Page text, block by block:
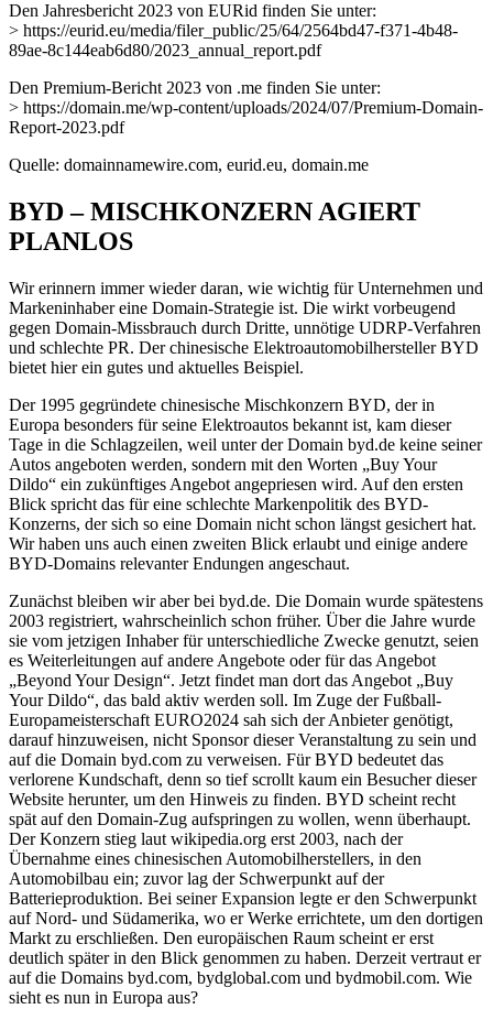
Den Jahresbericht 2023 von EURid finden Sie unter:
> https://eurid.eu/media/filer_public/25/64/2564bd47-f371-4b48-
89ae-8c144eab6d80/2023_annual_report.pdf
Den Premium-Bericht 2023 von .me finden Sie unter:
> https://domain.me/wp-content/uploads/2024/07/Premium-Domain-
Report-2023.pdf
Quelle: domainnamewire.com, eurid.eu, domain.me
BYD – MISCHKONZERN AGIERT
PLANLOS
Wir erinnern immer wieder daran, wie wichtig für Unternehmen und
Markeninhaber eine Domain-Strategie ist. Die wirkt vorbeugend
gegen Domain-Missbrauch durch Dritte, unnötige UDRP-Verfahren
und schlechte PR. Der chinesische Elektroautomobilhersteller BYD
bietet hier ein gutes und aktuelles Beispiel.
Der 1995 gegründete chinesische Mischkonzern BYD, der in
Europa besonders für seine Elektroautos bekannt ist, kam dieser
Tage in die Schlagzeilen, weil unter der Domain byd.de keine seiner
Autos angeboten werden, sondern mit den Worten „Buy Your
Dildo“ ein zukünftiges Angebot angepriesen wird. Auf den ersten
Blick spricht das für eine schlechte Markenpolitik des BYD-
Konzerns, der sich so eine Domain nicht schon längst gesichert hat.
Wir haben uns auch einen zweiten Blick erlaubt und einige andere
BYD-Domains relevanter Endungen angeschaut.
Zunächst bleiben wir aber bei byd.de. Die Domain wurde spätestens
2003 registriert, wahrscheinlich schon früher. Über die Jahre wurde
sie vom jetzigen Inhaber für unterschiedliche Zwecke genutzt, seien
es Weiterleitungen auf andere Angebote oder für das Angebot
„Beyond Your Design“. Jetzt findet man dort das Angebot „Buy
Your Dildo“, das bald aktiv werden soll. Im Zuge der Fußball-
Europameisterschaft EURO2024 sah sich der Anbieter genötigt,
darauf hinzuweisen, nicht Sponsor dieser Veranstaltung zu sein und
auf die Domain byd.com zu verweisen. Für BYD bedeutet das
verlorene Kundschaft, denn so tief scrollt kaum ein Besucher dieser
Website herunter, um den Hinweis zu finden. BYD scheint recht
spät auf den Domain-Zug aufspringen zu wollen, wenn überhaupt.
Der Konzern stieg laut wikipedia.org erst 2003, nach der
Übernahme eines chinesischen Automobilherstellers, in den
Automobilbau ein; zuvor lag der Schwerpunkt auf der
Batterieproduktion. Bei seiner Expansion legte er den Schwerpunkt
auf Nord- und Südamerika, wo er Werke errichtete, um den dortigen
Markt zu erschließen. Den europäischen Raum scheint er erst
deutlich später in den Blick genommen zu haben. Derzeit vertraut er
auf die Domains byd.com, bydglobal.com und bydmobil.com. Wie
sieht es nun in Europa aus?